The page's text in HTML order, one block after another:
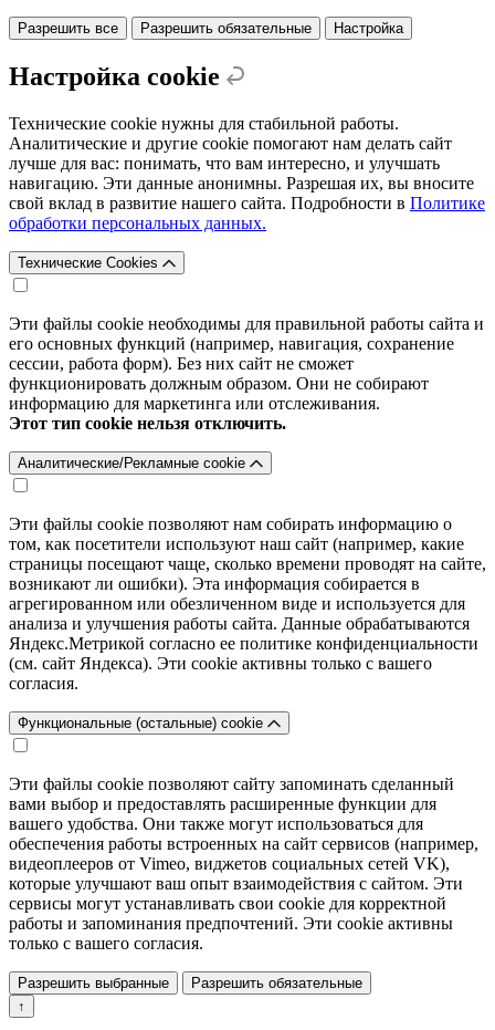
Разрешить все Разрешить обязательные Настройка
Настройка cookie
Технические cookie нужны для стабильной работы.
Аналитические и другие cookie помогают нам делать сайт
лучше для вас: понимать, что вам интересно, и улучшать
навигацию. Эти данные анонимны. Разрешая их, вы вносите
свой вклад в развитие нашего сайта. Подробности в Политике
обработки персональных данных.
Технические Cookies
Эти файлы cookie необходимы для правильной работы сайта и
его основных функций (например, навигация, сохранение
сессии, работа форм). Без них сайт не сможет
функционировать должным образом. Они не собирают
информацию для маркетинга или отслеживания.
Этот тип cookie нельзя отключить.
Аналитические/Рекламные cookie
Эти файлы cookie позволяют нам собирать информацию о
том, как посетители используют наш сайт (например, какие
страницы посещают чаще, сколько времени проводят на сайте,
возникают ли ошибки). Эта информация собирается в
агрегированном или обезличенном виде и используется для
анализа и улучшения работы сайта. Данные обрабатываются
Яндекс.Метрикой согласно ее политике конфиденциальности
(см. сайт Яндекса). Эти cookie активны только с вашего
согласия.
Функциональные (остальные) cookie
Эти файлы cookie позволяют сайту запоминать сделанный
вами выбор и предоставлять расширенные функции для
вашего удобства. Они также могут использоваться для
обеспечения работы встроенных на сайт сервисов (например,
видеоплееров от Vimeo, виджетов социальных сетей VK),
которые улучшают ваш опыт взаимодействия с сайтом. Эти
сервисы могут устанавливать свои cookie для корректной
работы и запоминания предпочтений. Эти cookie активны
только с вашего согласия.
Разрешить выбранные
Разрешить обязательные
↑